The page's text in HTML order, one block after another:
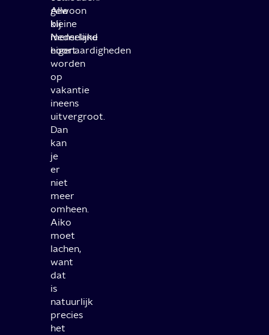
gewoon
bij
Nederland
hoort.
Alle
kleine
menselijke
eigenaardigheden
worden
op
vakantie
ineens
uitvergroot.
Dan
kan
je
er
niet
meer
omheen.
Aiko
moet
lachen,
want
dat
is
natuurlijk
precies
het